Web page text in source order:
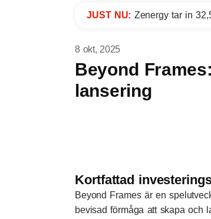
JUST NU: Zenergy tar in
8 okt, 2025
Beyond
lansering
Kortfattad
Beyond Frames är en
bevisad förmåga att skapa och